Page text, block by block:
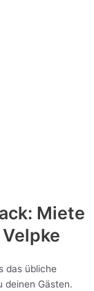
Miete
Velpke
das übliche
deinen Gästen.